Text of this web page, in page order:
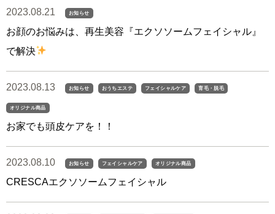
2023.08.21 お知らせ
お顔のお悩みは、再生美容『エクソソームフェイシャル』
で解決
2023.08.13 お知らせ おうちエステ フェイシャルケア 育毛・脱毛
オリジナル商品
お家でも頭皮ケアを！！
2023.08.10 お知らせ フェイシャルケア オリジナル商品
CRESCAエクソソームフェイシャル